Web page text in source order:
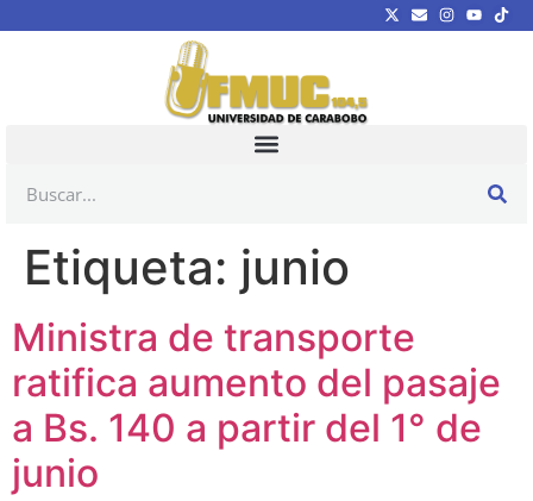
Etiqueta: junio
Ministra de transporte
ratifica aumento del pasaje
a Bs. 140 a partir del 1° de
junio